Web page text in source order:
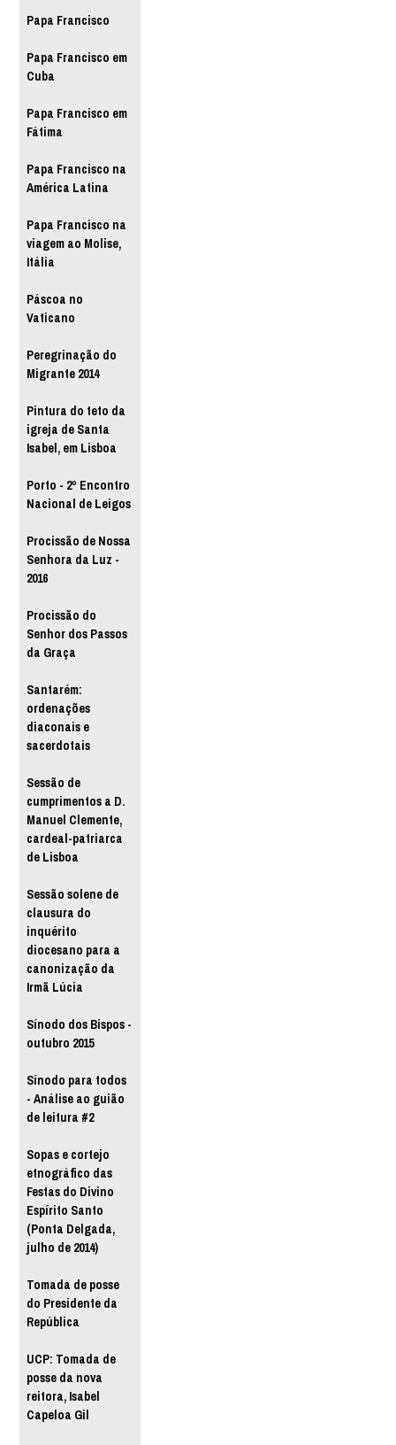
Papa Francisco
Papa Francisco em
Cuba
Papa Francisco em
Fátima
Papa Francisco na
América Latina
Papa Francisco na
viagem ao Molise,
Itália
Páscoa no
Vaticano
Peregrinação do
Migrante 2014
Pintura do teto da
igreja de Santa
Isabel, em Lisboa
Porto - 2º Encontro
Nacional de Leigos
Procissão de Nossa
Senhora da Luz -
2016
Procissão do
Senhor dos Passos
da Graça
Santarém:
ordenações
diaconais e
sacerdotais
Sessão de
cumprimentos a D.
Manuel Clemente,
cardeal-patriarca
de Lisboa
Sessão solene de
clausura do
inquérito
diocesano para a
canonização da
Irmã Lúcia
Sínodo dos Bispos -
outubro 2015
Sínodo para todos
- Análise ao guião
de leitura #2
Sopas e cortejo
etnográfico das
Festas do Divino
Espírito Santo
(Ponta Delgada,
julho de 2014)
Tomada de posse
do Presidente da
República
UCP: Tomada de
posse da nova
reitora, Isabel
Capeloa Gil